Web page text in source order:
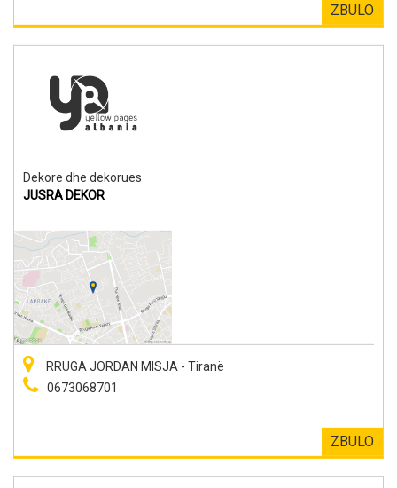
ZBULO
Dekore dhe dekorues
JUSRA DEKOR
RRUGA JORDAN MISJA - Tiranë
0673068701
ZBULO